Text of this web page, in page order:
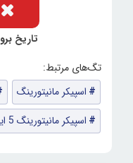
تاریخ
اسپیکر مانیتورینگ
اسپیکر مانیتورینگ 5 اینچ